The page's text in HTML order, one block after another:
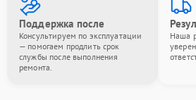
Поддержка после
Консультируем по эксплуатации
— помогаем продлить срок
службы после выполнения
ремонта.
Наша